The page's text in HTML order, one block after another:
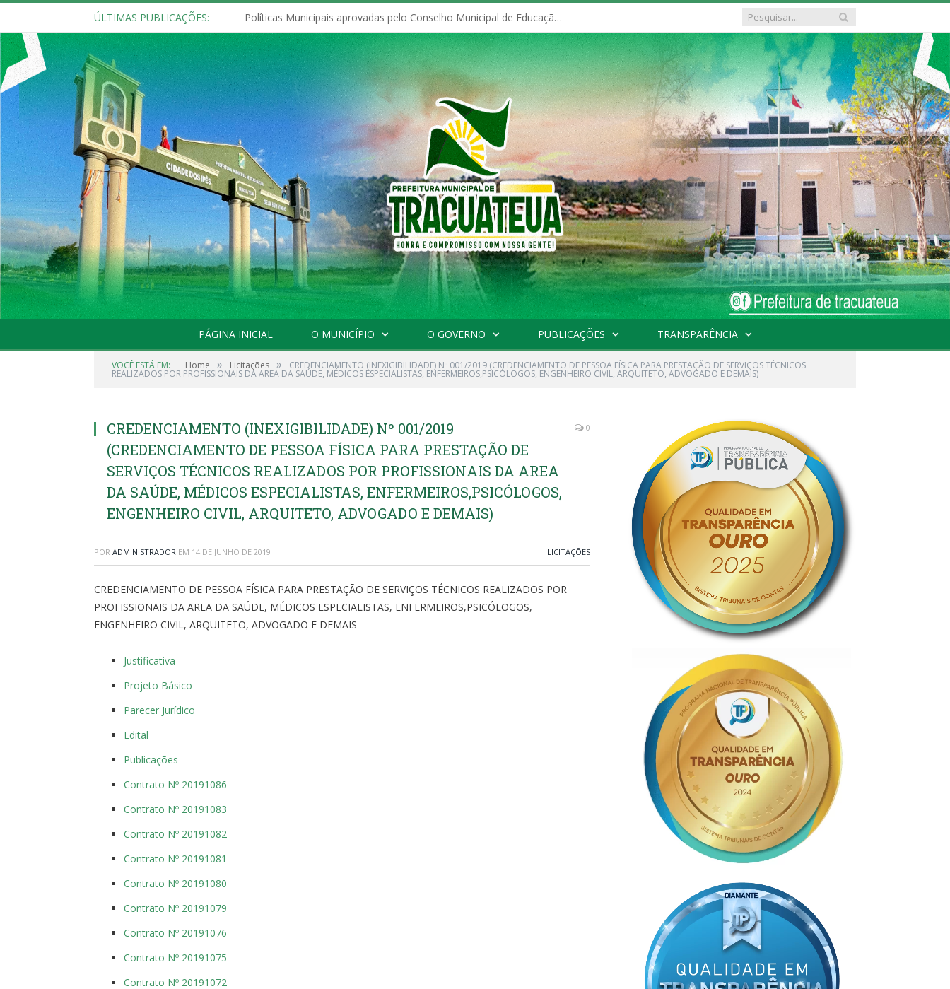
ÚLTIMAS PUBLICAÇÕES: Políticas Municipais aprovadas pelo Conselho Municipal de Educação (CME)
PÁGINA INICIAL O MUNICÍPIO O GOVERNO PUBLICAÇÕES TRANSPARÊNCIA
VOCÊ ESTÁ EM: Home » Licitações » CREDENCIAMENTO (INEXIGIBILIDADE) Nº 001/2019 (CREDENCIAMENTO DE PESSOA FÍSICA PARA PRESTAÇÃO DE SERVIÇOS TÉCNICOS
REALIZADOS POR PROFISSIONAIS DA AREA DA SAÚDE, MÉDICOS ESPECIALISTAS, ENFERMEIROS,PSICÓLOGOS, ENGENHEIRO CIVIL, ARQUITETO, ADVOGADO E DEMAIS)
CREDENCIAMENTO (INEXIGIBILIDADE) Nº 001/2019
(CREDENCIAMENTO DE PESSOA FÍSICA PARA PRESTAÇÃO DE
SERVIÇOS TÉCNICOS REALIZADOS POR PROFISSIONAIS DA AREA
DA SAÚDE, MÉDICOS ESPECIALISTAS, ENFERMEIROS,PSICÓLOGOS,
ENGENHEIRO CIVIL, ARQUITETO, ADVOGADO E DEMAIS)
0
POR ADMINISTRADOR EM 14 DE JUNHO DE 2019 LICITAÇÕES
CREDENCIAMENTO DE PESSOA FÍSICA PARA PRESTAÇÃO DE SERVIÇOS TÉCNICOS REALIZADOS POR
PROFISSIONAIS DA AREA DA SAÚDE, MÉDICOS ESPECIALISTAS, ENFERMEIROS,PSICÓLOGOS,
ENGENHEIRO CIVIL, ARQUITETO, ADVOGADO E DEMAIS
Justificativa
Projeto Básico
Parecer Jurídico
Edital
Publicações
Contrato Nº 20191086
Contrato Nº 20191083
Contrato Nº 20191082
Contrato Nº 20191081
Contrato Nº 20191080
Contrato Nº 20191079
Contrato Nº 20191076
Contrato Nº 20191075
Contrato Nº 20191072